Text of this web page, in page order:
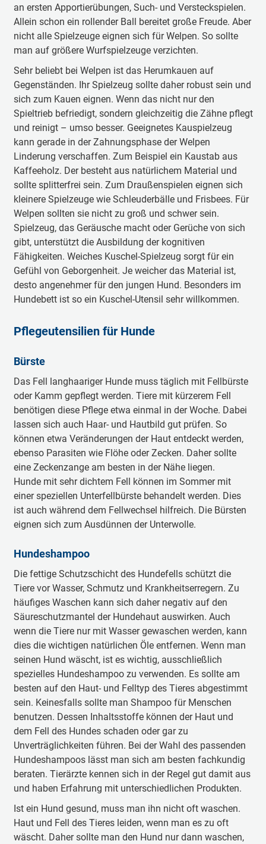
an ersten Apportierübungen, Such- und Versteckspielen.
Allein schon ein rollender Ball bereitet große Freude. Aber
nicht alle Spielzeuge eignen sich für Welpen. So sollte
man auf größere Wurfspielzeuge verzichten.
Sehr beliebt bei Welpen ist das Herumkauen auf
Gegenständen. Ihr Spielzeug sollte daher robust sein und
sich zum Kauen eignen. Wenn das nicht nur den
Spieltrieb befriedigt, sondern gleichzeitig die Zähne pflegt
und reinigt – umso besser. Geeignetes Kauspielzeug
kann gerade in der Zahnungsphase der Welpen
Linderung verschaffen. Zum Beispiel ein Kaustab aus
Kaffeeholz. Der besteht aus natürlichem Material und
sollte splitterfrei sein. Zum Draußenspielen eignen sich
kleinere Spielzeuge wie Schleuderbälle und Frisbees. Für
Welpen sollten sie nicht zu groß und schwer sein.
Spielzeug, das Geräusche macht oder Gerüche von sich
gibt, unterstützt die Ausbildung der kognitiven
Fähigkeiten. Weiches Kuschel-Spielzeug sorgt für ein
Gefühl von Geborgenheit. Je weicher das Material ist,
desto angenehmer für den jungen Hund. Besonders im
Hundebett ist so ein Kuschel-Utensil sehr willkommen.
Pflegeutensilien für Hunde
Bürste
Das Fell langhaariger Hunde muss täglich mit Fellbürste
oder Kamm gepflegt werden. Tiere mit kürzerem Fell
benötigen diese Pflege etwa einmal in der Woche. Dabei
lassen sich auch Haar- und Hautbild gut prüfen. So
können etwa Veränderungen der Haut entdeckt werden,
ebenso Parasiten wie Flöhe oder Zecken. Daher sollte
eine Zeckenzange am besten in der Nähe liegen.
Hunde mit sehr dichtem Fell können im Sommer mit
einer speziellen Unterfellbürste behandelt werden. Dies
ist auch während dem Fellwechsel hilfreich. Die Bürsten
eignen sich zum Ausdünnen der Unterwolle.
Hundeshampoo
Die fettige Schutzschicht des Hundefells schützt die
Tiere vor Wasser, Schmutz und Krankheitserregern. Zu
häufiges Waschen kann sich daher negativ auf den
Säureschutzmantel der Hundehaut auswirken. Auch
wenn die Tiere nur mit Wasser gewaschen werden, kann
dies die wichtigen natürlichen Öle entfernen. Wenn man
seinen Hund wäscht, ist es wichtig, ausschließlich
spezielles Hundeshampoo zu verwenden. Es sollte am
besten auf den Haut- und Felltyp des Tieres abgestimmt
sein. Keinesfalls sollte man Shampoo für Menschen
benutzen. Dessen Inhaltsstoffe können der Haut und
dem Fell des Hundes schaden oder gar zu
Unverträglichkeiten führen. Bei der Wahl des passenden
Hundeshampoos lässt man sich am besten fachkundig
beraten. Tierärzte kennen sich in der Regel gut damit aus
und haben Erfahrung mit unterschiedlichen Produkten.
Ist ein Hund gesund, muss man ihn nicht oft waschen.
Haut und Fell des Tieres leiden, wenn man es zu oft
wäscht. Daher sollte man den Hund nur dann waschen,